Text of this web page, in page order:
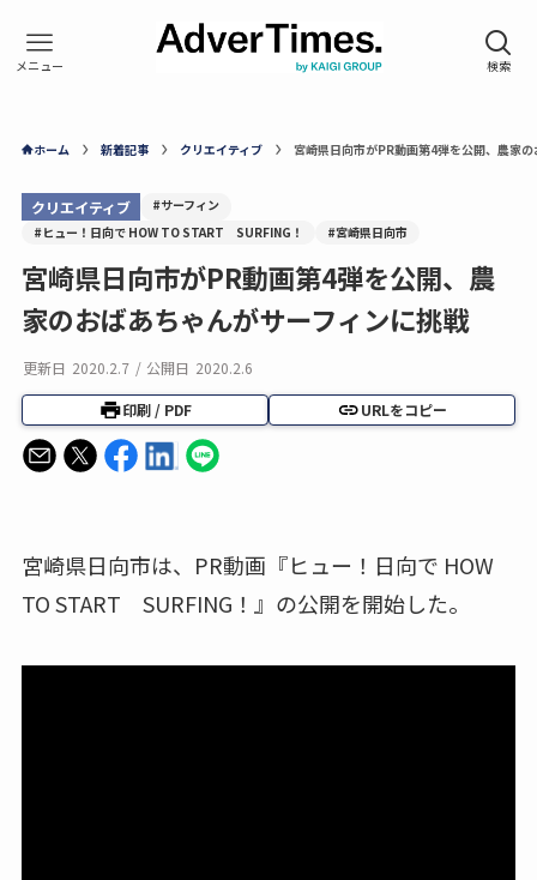
ホーム 新着記事 クリエイティブ 宮崎県日向市がPR動画第4弾を公開、農家
クリエイティブ
#サーフィン
#ヒュー！日向で HOW TO START SURFING！
#宮崎県日向市
宮崎県日向市がPR動画第4弾を公開、農
家のおばあちゃんがサーフィンに挑戦
更新日 2020.2.7 / 公開日 2020.2.6
印刷 / PDF URLをコピー
宮崎県日向市は、PR動画『ヒュー！日向で HOW
TO START SURFING！』の公開を開始した。